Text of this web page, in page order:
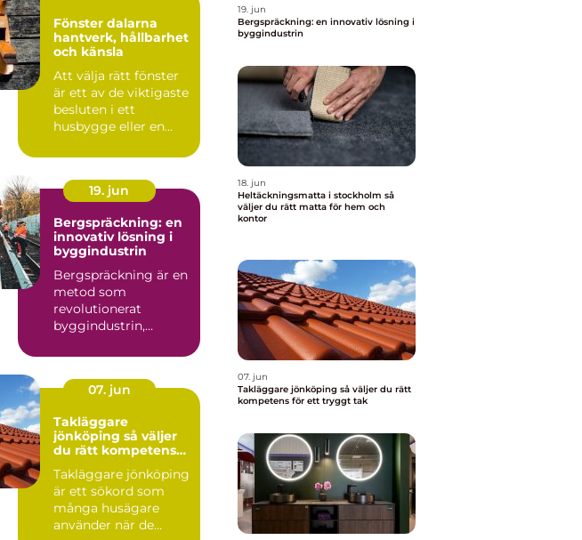
Fönster dalarna
hantverk, hållbarhet
och känsla
Att välja rätt fönster
är ett av de viktigaste
besluten i ett
husbygge eller en
19. jun
Bergspräckning: en
innovativ lösning i
byggindustrin
Bergspräckning är en
metod som
revolutionerat
byggindustrin,
07. jun
Takläggare
jönköping så väljer
du rätt kompetens
Takläggare jönköping
är ett sökord som
många husägare
använder när de
19. jun
Bergspräckning: en innovativ lösning i
byggindustrin
18. jun
Heltäckningsmatta i stockholm så
väljer du rätt matta för hem och
kontor
07. jun
Takläggare jönköping så väljer du rätt
kompetens för ett tryggt tak